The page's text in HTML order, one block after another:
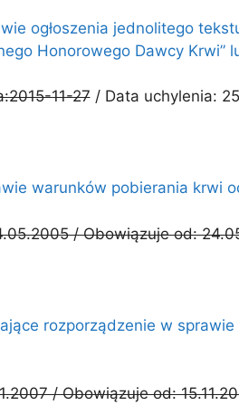
ogłoszenia jednolitego
Honorowego Dawcy Krwi”
11-27/ Data uchylenia:
warunków pobierania krwi
/ Obowiązuje od:
rozporządzenie w
/ Obowiązuje od: